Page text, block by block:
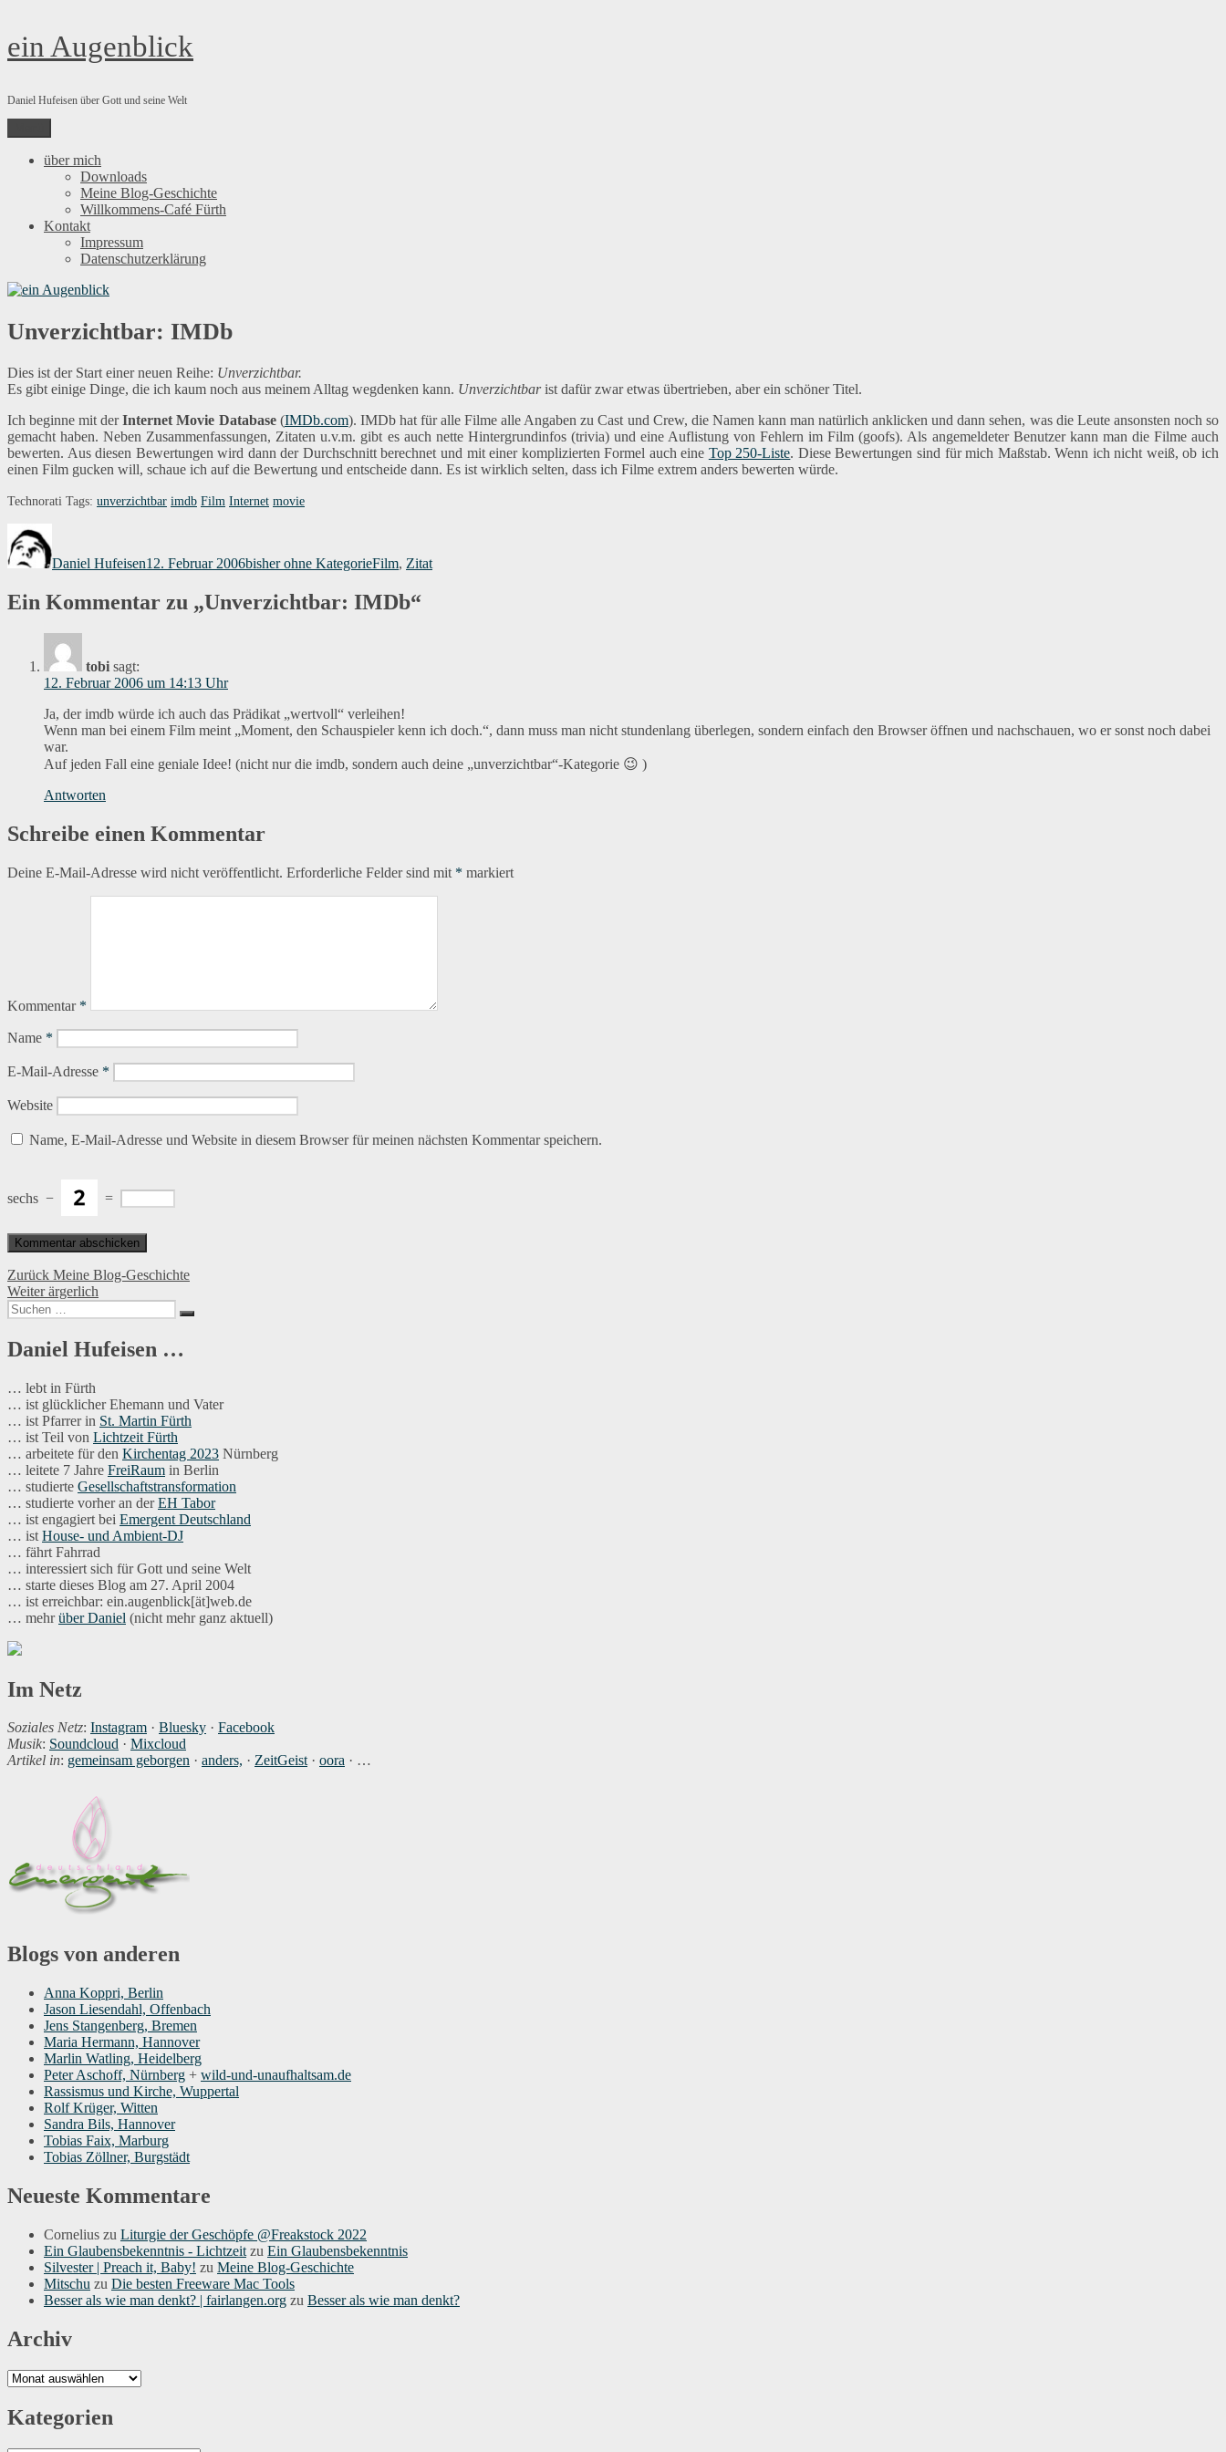
Zum
Inhalt
ein Augenblick
Daniel Hufeisen über Gott und seine Welt
über mich
Downloads
Meine Blog-Geschichte
Willkommens-Café Fürth
Kontakt
Impressum
Datenschutzerklärung
Unverzichtbar: IMDb
Dies ist der Start einer neuen Reihe: Unverzichtbar.
Es gibt einige Dinge, die ich kaum noch aus meinem Alltag wegdenken kann. Unverzichtbarist dafür zwar etwas übertrieben, aber ein schöner Titel.
Ich beginne mit derInternet Movie Database(IMDb.com). IMDb hat für alle Filme alle Angaben zu Cast und Crew, die Namen kann man natürlich anklicken und dann sehen, was die Leute ansonsten noch so
gemacht haben. Neben Zusammenfassungen, Zitaten u.v.m. gibt es auch nette Hintergrundinfos (trivia) und eine Auflistung von Fehlern im Film (goofs). Als angemeldeter Benutzer kann man die Filme auch
bewerten. Aus diesen Bewertungen wird dann der Durchschnitt berechnet und mit einer komplizierten Formel auch eine Top 250-Liste. Diese Bewertungen sind für mich Maßstab. Wenn ich nicht weiß, ob ich
einen Film gucken will, schaue ich auf die Bewertung und entscheide dann. Es ist wirklich selten, dass ich Filme extrem anders bewerten würde.
Technorati Tags: unverzichtbar imdb Film Internet movie
Daniel Hufeisen12. Februar 2006bisher ohne KategorieFilm, Zitat
Ein Kommentar zu „Unverzichtbar: IMDb“
tobi sagt:
12. Februar 2006 um 14:13 Uhr
Ja, der imdb würde ich auch das Prädikat „wertvoll“ verleihen!
Wenn man bei einem Film meint „Moment, den Schauspieler kenn ich doch.“, dann muss man nicht stundenlang überlegen, sondern einfach den Browser öffnen und nachschauen, wo er sonst noch dabei
war.
Auf jeden Fall eine geniale Idee! (nicht nur die imdb, sondern auch deine „unverzichtbar“-Kategorie 😉 )
Antworten
Schreibe einen Kommentar
Deine E-Mail-Adresse wird nicht veröffentlicht. Erforderliche Felder sind mit * markiert
Kommentar *
Name *
E-Mail-Adresse *
Website
Name, E-Mail-Adresse und Website in diesem Browser für meinen nächsten Kommentar speichern.
sechs − =
Beitragsnavigation
Zurück Vorheriger
Beitrag:
Meine Blog-Geschichte
Weiter Nächster
Beitrag:
ärgerlich
Suchen
nach:
Suchen
Daniel Hufeisen …
… lebt in Fürth
… ist glücklicher Ehemann und Vater
… ist Pfarrer in St. Martin Fürth
… ist Teil von Lichtzeit Fürth
… arbeitete für den Kirchentag 2023 Nürnberg
… leitete 7 Jahre FreiRaum in Berlin
… studierte Gesellschaftstransformation
… studierte vorher an derEH Tabor
… ist engagiert bei Emergent Deutschland
… ist House- und Ambient-DJ
… fährt Fahrrad
… interessiert sich für Gott und seine Welt
… starte dieses Blog am 27. April 2004
… ist erreichbar: ein.augenblick[ät]web.de
… mehrüber Daniel (nicht mehr ganz aktuell)
Im Netz
Soziales Netz: Instagram · Bluesky · Facebook
Musik: Soundcloud · Mixcloud
Artikel in: gemeinsam geborgen · anders, · ZeitGeist· oora · …
Blogs von anderen
Anna Koppri, Berlin
Jason Liesendahl, Offenbach
Jens Stangenberg, Bremen
Maria Hermann, Hannover
Marlin Watling, Heidelberg
Peter Aschoff, Nürnberg + wild-und-unaufhaltsam.de
Rassismus und Kirche, Wuppertal
Rolf Krüger, Witten
Sandra Bils, Hannover
Tobias Faix, Marburg
Tobias Zöllner, Burgstädt
Neueste Kommentare
Cornelius zu Liturgie der Geschöpfe @Freakstock 2022
Ein Glaubensbekenntnis - Lichtzeit zu Ein Glaubensbekenntnis
Silvester | Preach it, Baby! zu Meine Blog-Geschichte
Mitschu zu Die besten Freeware Mac Tools
Besser als wie man denkt? | fairlangen.org zu Besser als wie man denkt?
Archiv
Archiv
Kategorien